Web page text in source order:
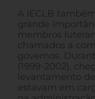
A IECLB
grande
membros
chamados a
governos.
(1999-2002),
levantamento
estavam em